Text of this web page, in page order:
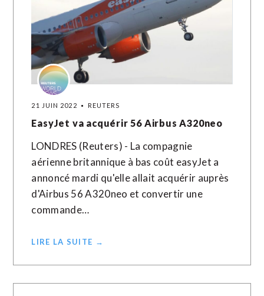
21 JUIN 2022 REUTERS
EasyJet va acquérir 56 Airbus A320neo
LONDRES (Reuters) - La compagnie
aérienne britannique à bas coût easyJet a
annoncé mardi qu'elle allait acquérir auprès
d'Airbus 56 A320neo et convertir une
commande…
LIRE LA SUITE →